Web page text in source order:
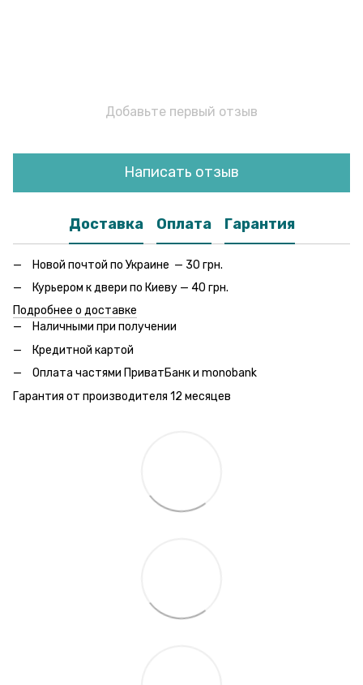
Добавьте первый отзыв
Написать отзыв
Доставка Оплата Гарантия
Новой почтой по Украине — 30 грн.
Курьером к двери по Киеву — 40 грн.
Подробнее о доставке
Наличными при получении
Кредитной картой
Оплата частями ПриватБанк и monobank
Гарантия от производителя 12 месяцев